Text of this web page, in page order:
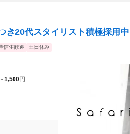
き20代スタイリスト積極採用中
信生歓迎 土日休み
~ 1,500円